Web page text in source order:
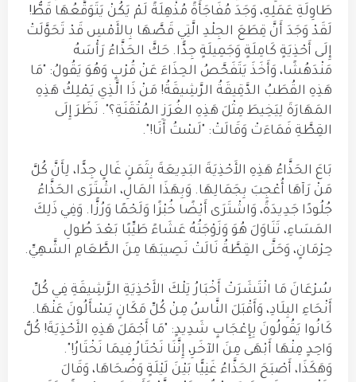
طَاوِلَةِ عَمَلِهِ، وَجَدَ مُفَاجَأَةً مُذْهِلَةً لَمْ يَكُنْ يَتَوَقَّعُهَا قَطُّ!
لَقَدْ وَجَدَ أَنَّ قِطَعَ الجِلْدِ الَّتِي قَصَّهَا بِالأَمْسِ قَدْ تَحَوَّلَتْ
إِلَى أَحْذِيَةٍ كَامِلَةٍ وَجَمِيلَةٍ جِدًّا. حَكَّ الحَذَّاءُ رَأْسَهُ
مَنْدَهُشًا، وَأَخَذَ يَتَفَحَّصُ الحِذَاءَ عَنْ قُرْبٍ وَهُوَ يَقُولُ: "مَا
هَذِهِ القُطَبُ الدَّقِيقَةُ الرَّشِيقَةُ! مَنْ ذَا الَّذِي يَمْلِكُ هَذِهِ
المَهَارَةَ لِيَخِيطَ مِثْلَ هَذِهِ الغُرَزِ المُتْقَنَةِ؟". نَظَرَ إِلَى
القِطَّةِ فَمَاءَتْ وَقَالَتْ: "لَسْتُ أَنَا!".
بَاعَ الحَذَّاءُ هَذِهِ الأَحْذِيَةَ البَدِيعَةَ بِثَمَنٍ غَالٍ جِدًّا، لِأَنَّ كُلَّ
مَنْ رَآهَا أُعْجِبَ بِجَمَالِهَا. وَبِهَذَا المَالِ، اشْتَرَى الحَذَّاءُ
جُلُودًا جَدِيدَةً، وَاشْتَرَى أَيْضًا خُبْزًا وَلَحْمًا وَرُزًّا. وَفِي ذَلِكَ
المَسَاءِ، تَنَاوَلَ هُوَ وَزَوْجَتُهُ عَشَاءً طَيِّبًا بَعْدَ طُولِ
حِرْمَانٍ، وَحَتَّى القِطَّةُ نَالَتْ نَصِيبَهَا مِنَ الطَّعَامِ الشَّهِيِّ.
سُرْعَانَ مَا انْتَشَرَتْ أَخْبَارُ تِلْكَ الأَحْذِيَةِ الرَّشِيقَةِ فِي كُلِّ
أَنْحَاءِ البِلَادِ، وَأَقْبَلَ النَّاسُ مِنْ كُلِّ مَكَانٍ يَسْأَلُونَ عَنْهَا.
كَانُوا يَقُولُونَ بِإِعْجَابٍ شَدِيدٍ: "مَا أَجْمَلَ هَذِهِ الأَحْذِيَةَ! كُلُّ
وَاحِدٍ مِنْهَا أَبْهَى مِنَ الآخَرِ، إِنَّنَا نَحْتَارُ فِيمَا نَخْتَارُ!".
وَهَكَذَا، أَصْبَحَ الحَذَّاءُ غَنِيًّا بَيْنَ لَيْلَةٍ وَضُحَاهَا، وَقَالَ